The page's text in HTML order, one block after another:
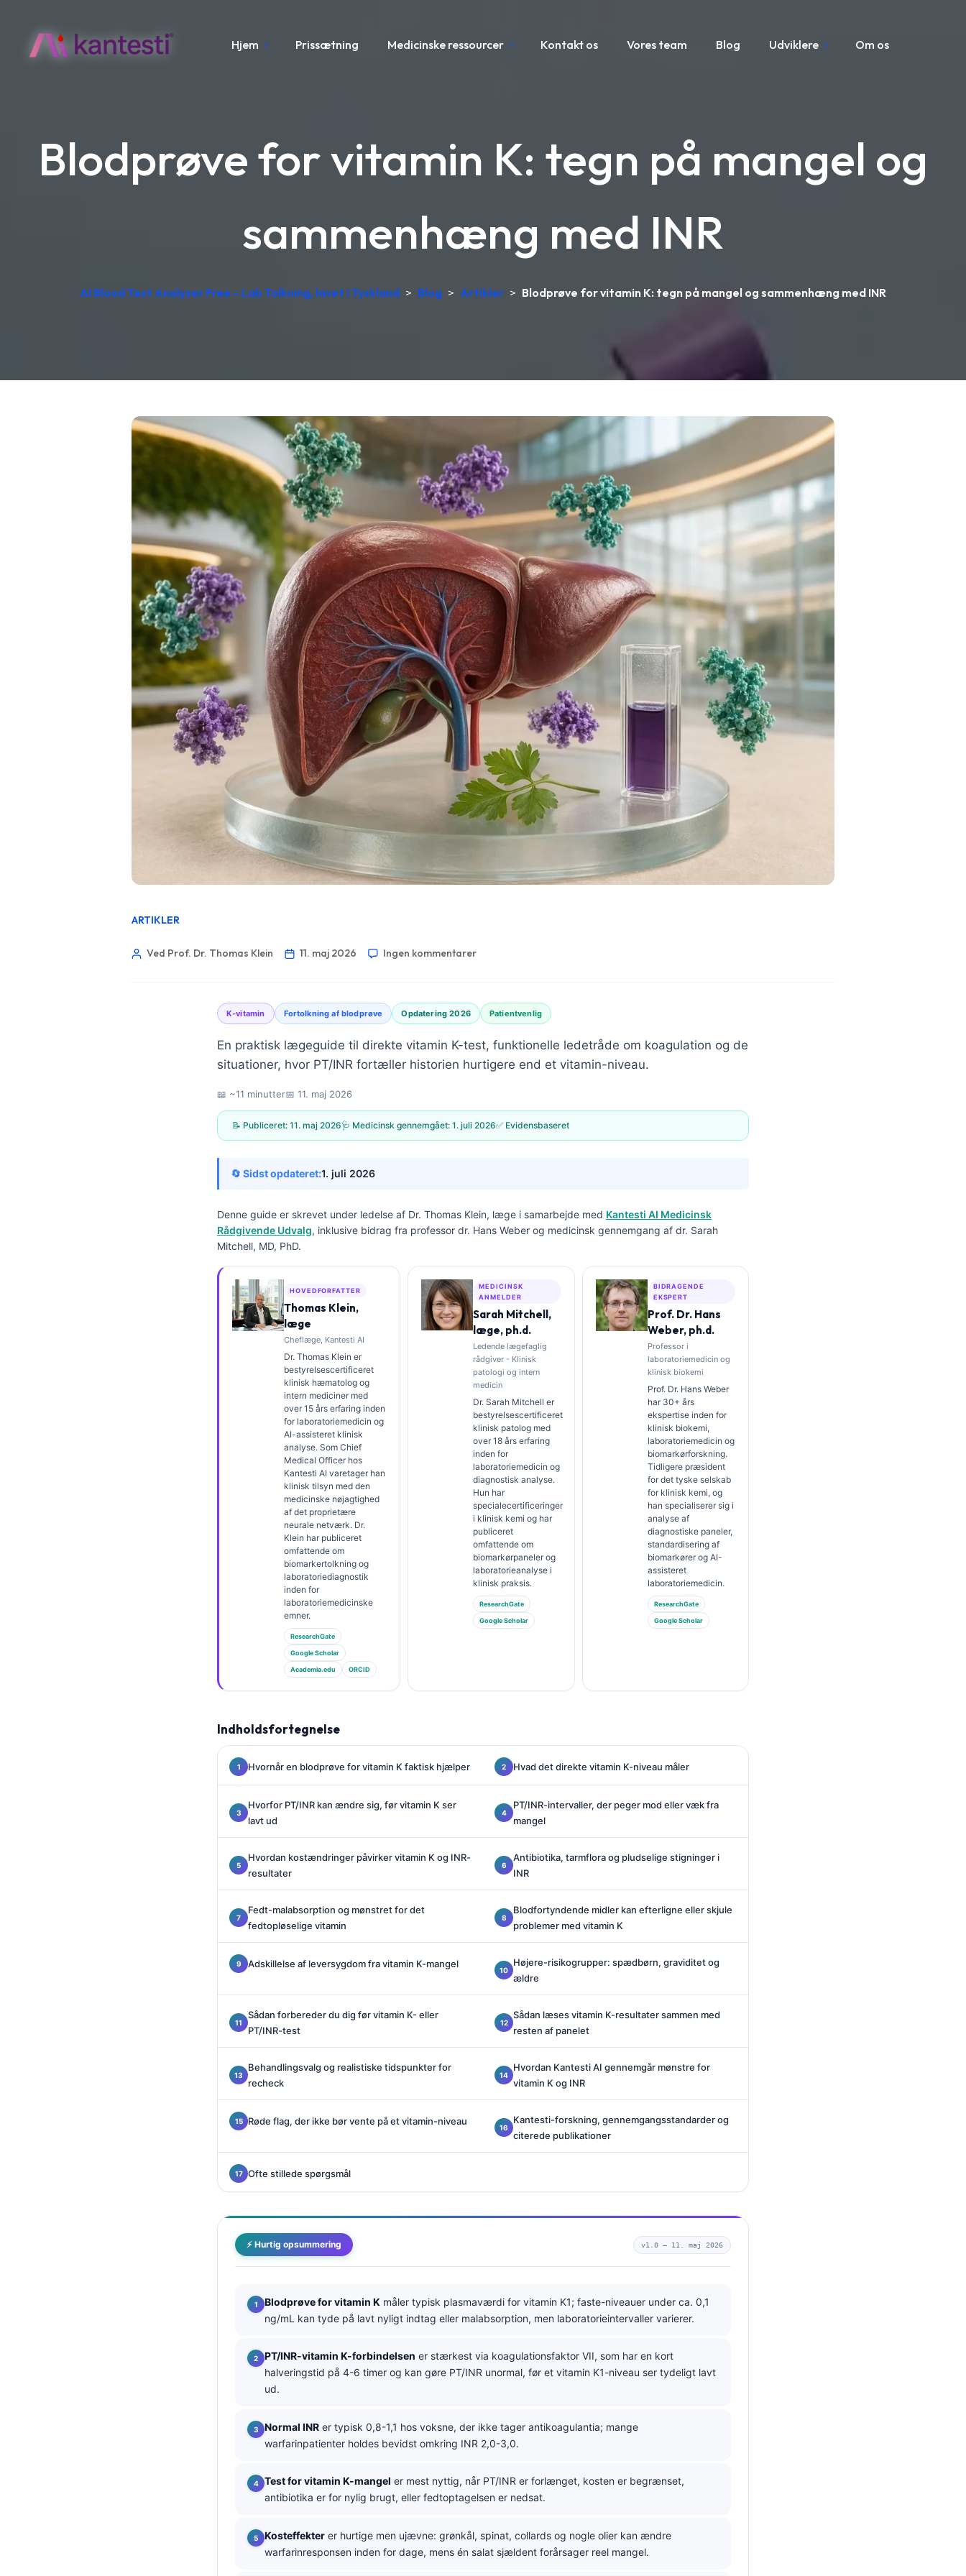
Hjem Prissætning Medicinske ressourcer Kontakt os Vores team Blog Udviklere Om os
Blodprøve for vitamin K: tegn på mangel og
sammenhæng med INR
AI Blood Test Analyzer Free – Lab Tolkning, lavet i Tyskland > Blog > Artikler > Blodprøve for vitamin K: tegn på mangel og sammenhæng med INR
ARTIKLER
Ved Prof. Dr. Thomas Klein 11. maj 2026 Ingen kommentarer
K-vitamin Fortolkning af blodprøve Opdatering 2026 Patientvenlig
En praktisk lægeguide til direkte vitamin K-test, funktionelle ledetråde om koagulation og de
situationer, hvor PT/INR fortæller historien hurtigere end et vitamin-niveau.
📖 ~11 minutter📅 11. maj 2026
📝 Publiceret: 11. maj 2026🩺 Medicinsk gennemgået: 1. juli 2026✅ Evidensbaseret
🔄 Sidst opdateret:1. juli 2026
Denne guide er skrevet under ledelse af Dr. Thomas Klein, læge i samarbejde med Kantesti AI Medicinsk
Rådgivende Udvalg, inklusive bidrag fra professor dr. Hans Weber og medicinsk gennemgang af dr. Sarah
Mitchell, MD, PhD.
HOVEDFORFATTER
Thomas Klein,
læge
Cheflæge, Kantesti AI
Dr. Thomas Klein er
bestyrelsescertificeret
klinisk hæmatolog og
intern mediciner med
over 15 års erfaring inden
for laboratoriemedicin og
AI-assisteret klinisk
analyse. Som Chief
Medical Officer hos
Kantesti AI varetager han
klinisk tilsyn med den
medicinske nøjagtighed
af det proprietære
neurale netværk. Dr.
Klein har publiceret
omfattende om
biomarkertolkning og
laboratoriediagnostik
inden for
laboratoriemedicinske
emner.
ResearchGate
Google Scholar
Academia.edu ORCID
MEDICINSK
ANMELDER
Sarah Mitchell,
læge, ph.d.
Ledende lægefaglig
rådgiver - Klinisk
patologi og intern
medicin
Dr. Sarah Mitchell er
bestyrelsescertificeret
klinisk patolog med
over 18 års erfaring
inden for
laboratoriemedicin og
diagnostisk analyse.
Hun har
specialecertificeringer
i klinisk kemi og har
publiceret
omfattende om
biomarkørpaneler og
laboratorieanalyse i
klinisk praksis.
ResearchGate
Google Scholar
BIDRAGENDE
EKSPERT
Prof. Dr. Hans
Weber, ph.d.
Professor i
laboratoriemedicin og
klinisk biokemi
Prof. Dr. Hans Weber
har 30+ års
ekspertise inden for
klinisk biokemi,
laboratoriemedicin og
biomarkørforskning.
Tidligere præsident
for det tyske selskab
for klinisk kemi, og
han specialiserer sig i
analyse af
diagnostiske paneler,
standardisering af
biomarkører og AI-
assisteret
laboratoriemedicin.
ResearchGate
Google Scholar
Indholdsfortegnelse
Hvornår en blodprøve for vitamin K faktisk hjælper Hvad det direkte vitamin K-niveau måler
Hvorfor PT/INR kan ændre sig, før vitamin K ser
lavt ud
PT/INR-intervaller, der peger mod eller væk fra
mangel
Hvordan kostændringer påvirker vitamin K og INR-
resultater
Antibiotika, tarmflora og pludselige stigninger i
INR
Fedt-malabsorption og mønstret for det
fedtopløselige vitamin
Blodfortyndende midler kan efterligne eller skjule
problemer med vitamin K
Adskillelse af leversygdom fra vitamin K-mangel
Højere-risikogrupper: spædbørn, graviditet og
ældre
Sådan forbereder du dig før vitamin K- eller
PT/INR-test
Sådan læses vitamin K-resultater sammen med
resten af panelet
Behandlingsvalg og realistiske tidspunkter for
recheck
Hvordan Kantesti AI gennemgår mønstre for
vitamin K og INR
Røde flag, der ikke bør vente på et vitamin-niveau
Kantesti-forskning, gennemgangsstandarder og
citerede publikationer
Ofte stillede spørgsmål
⚡ Hurtig opsummering v1.0 — 11. maj 2026
Blodprøve for vitamin K måler typisk plasmaværdi for vitamin K1; faste-niveauer under ca. 0,1
ng/mL kan tyde på lavt nyligt indtag eller malabsorption, men laboratorieintervaller varierer.
PT/INR-vitamin K-forbindelsen er stærkest via koagulationsfaktor VII, som har en kort
halveringstid på 4-6 timer og kan gøre PT/INR unormal, før et vitamin K1-niveau ser tydeligt lavt
ud.
Normal INR er typisk 0,8-1,1 hos voksne, der ikke tager antikoagulantia; mange
warfarinpatienter holdes bevidst omkring INR 2,0-3,0.
Test for vitamin K-mangel er mest nyttig, når PT/INR er forlænget, kosten er begrænset,
antibiotika er for nylig brugt, eller fedtoptagelsen er nedsat.
Kosteffekter er hurtige men ujævne: grønkål, spinat, collards og nogle olier kan ændre
warfarinresponsen inden for dage, mens én salat sjældent forårsager reel mangel.